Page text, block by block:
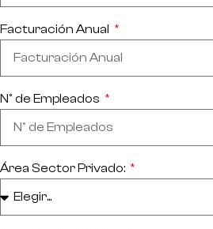
Facturación Anual
Nº de Empleados
Área Sector Privado: